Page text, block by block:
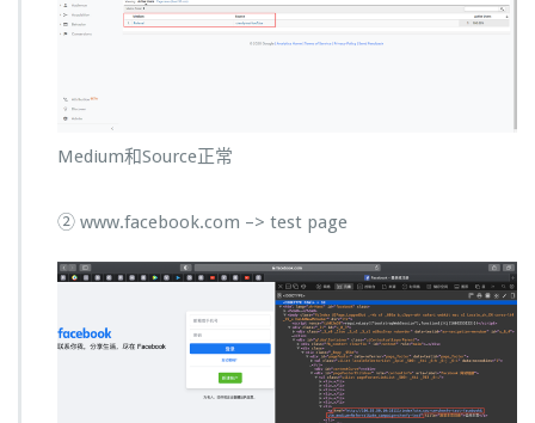
Medium和Source正常
② www.facebook.com –> test page